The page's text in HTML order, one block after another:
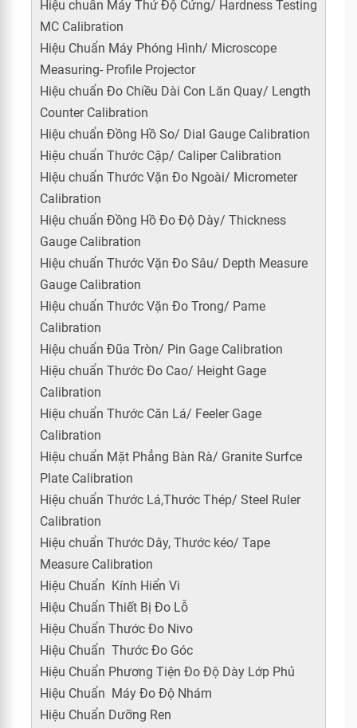
Hiệu chuẩn Máy Thử Độ Cứng/ Hardness Testing
MC Calibration
Hiệu Chuẩn Máy Phóng Hình/ Microscope
Measuring- Profile Projector
Hiệu chuẩn Đo Chiều Dài Con Lăn Quay/ Length
Counter Calibration
Hiệu chuẩn Đồng Hồ So/ Dial Gauge Calibration
Hiệu chuẩn Thước Cặp/ Caliper Calibration
Hiệu chuẩn Thước Vặn Đo Ngoài/ Micrometer
Calibration
Hiệu chuẩn Đồng Hồ Đo Độ Dày/ Thickness
Gauge Calibration
Hiệu chuẩn Thước Vặn Đo Sâu/ Depth Measure
Gauge Calibration
Hiệu chuẩn Thước Vặn Đo Trong/ Pame
Calibration
Hiệu chuẩn Đũa Tròn/ Pin Gage Calibration
Hiệu chuẩn Thước Đo Cao/ Height Gage
Calibration
Hiệu chuẩn Thước Căn Lá/ Feeler Gage
Calibration
Hiệu chuẩn Mặt Phẳng Bàn Rà/ Granite Surfce
Plate Calibration
Hiệu chuẩn Thước Lá,Thước Thép/ Steel Ruler
Calibration
Hiệu chuẩn Thước Dây, Thước kéo/ Tape
Measure Calibration
Hiệu Chuẩn Kính Hiển Vi
Hiệu Chuẩn Thiết Bị Đo Lỗ
Hiệu Chuẩn Thước Đo Nivo
Hiệu Chuẩn Thước Đo Góc
Hiệu Chuẩn Phương Tiện Đo Độ Dày Lớp Phủ
Hiệu Chuẩn Máy Đo Độ Nhám
Hiệu Chuẩn Dưỡng Ren